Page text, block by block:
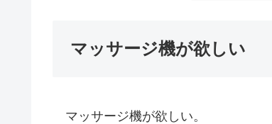
マッサージ機が欲しい
マッサージ機が欲しい。